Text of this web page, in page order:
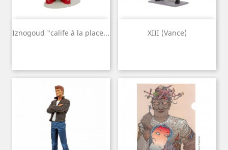
Iznogoud "calife à la place... XIII (Vance)